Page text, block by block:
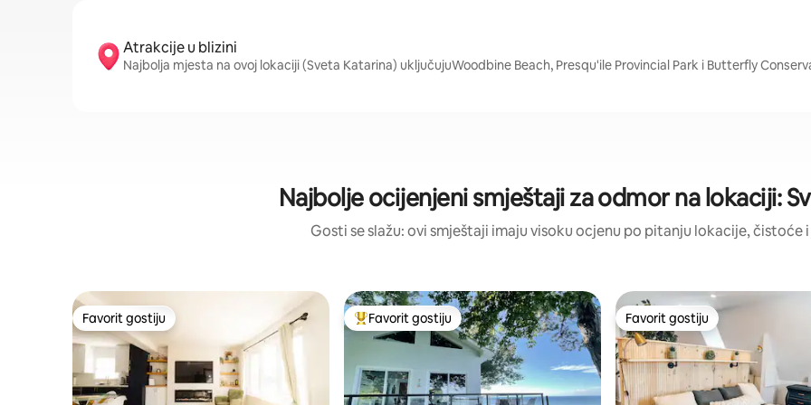
Atrakcije u blizini
Najbolja mjesta na ovoj lokaciji (Sveta Katarina) uključujuWoodbine Beach, Presqu'ile Provincial Park i Butterfly
Najbolje ocijenjeni smještaji za odmor na lokaciji:
Gosti se slažu: ovi smještaji imaju visoku ocjenu po pitanju lokacije, čistoće
Favorit gostiju
Favorit gostiju Glavni favorit gostiju
Favorit gostiju Favorit gostiju
Favorit gostiju